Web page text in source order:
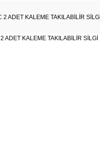
ADET KALEME TAKILABİLİR SİLGİ